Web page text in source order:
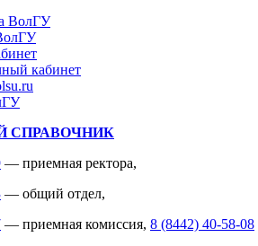
ВолГУ
кабинет
СПРАВОЧНИК
— приемная ректора,
— общий отдел,
— приемная комиссия, 8 (8442) 40-58-08